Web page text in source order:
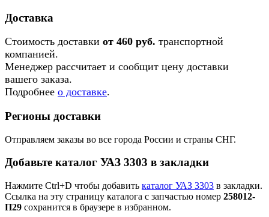
Доставка
Стоимость доставки от 460 руб. транспортной
компанией.
Менеджер рассчитает и сообщит цену доставки
вашего заказа.
Подробнее о доставке.
Регионы доставки
Отправляем заказы во все города России и страны СНГ.
Добавьте каталог УАЗ 3303 в закладки
Нажмите Ctrl+D чтобы добавить каталог УАЗ 3303 в закладки.
Ссылка на эту страницу каталога с запчастью номер 258012-
П29 сохранится в браузере в избранном.